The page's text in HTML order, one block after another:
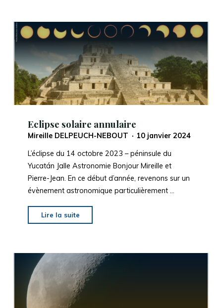
pour
Cap
Sciences_6
février
2024"
Eclipse solaire annulaire
Mireille DELPEUCH-NEBOUT
10 janvier 2024
L’éclipse du 14 octobre 2023 – péninsule du
Yucatán Jalle Astronomie Bonjour Mireille et
Pierre-Jean. En ce début d’année, revenons sur un
évènement astronomique particulièrement …
Lire la suite
solaire